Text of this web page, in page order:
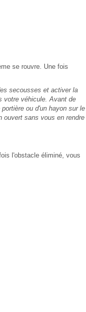
se rouvre. Une fois
secousses et activer la
votre véhicule. Avant de
ou d'un hayon sur le
ouvert sans vous en rendre
l'obstacle éliminé, vous